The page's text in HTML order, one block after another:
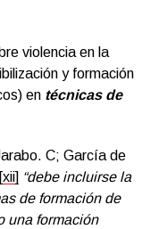
violencia en la
y formación
en técnicas de
C; García de
[xii] “debe incluirse la
de formación de
una formación